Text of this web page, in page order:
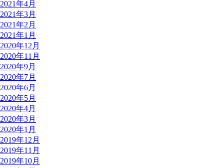
2021年4月
2021年3月
2021年2月
2021年1月
2020年12月
2020年11月
2020年9月
2020年7月
2020年6月
2020年5月
2020年4月
2020年3月
2020年1月
2019年12月
2019年11月
2019年10月